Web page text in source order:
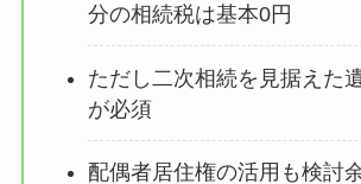
分の相続税は基本0円
ただし二次相続を見据えた
が必須
配偶者居住権の活用も検討